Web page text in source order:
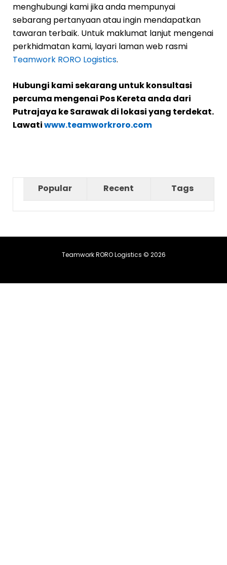
menghubungi kami jika anda mempunyai
sebarang pertanyaan atau ingin mendapatkan
tawaran terbaik. Untuk maklumat lanjut mengenai
perkhidmatan kami, layari laman web rasmi
Teamwork RORO Logistics.
Hubungi kami sekarang untuk konsultasi
percuma mengenai Pos Kereta anda dari
Putrajaya ke Sarawak di lokasi yang terdekat.
Lawatiwww.teamworkroro.com
Popular Recent Tags
Teamwork RORO Logistics © 2026